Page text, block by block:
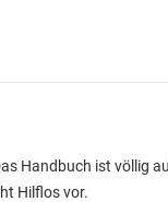
Handbuch ist völlig
Hilflos vor.